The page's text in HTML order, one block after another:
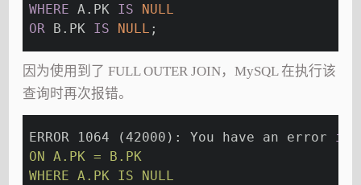
WHERE A.PK IS
NULL
OR B.PK IS NULL ;
因为使用到了 FULL OUTER JOIN，MySQL 在执行该
查询时再次报错。
ERROR 1064 (42000): You have an error in
ON A.PK = B.PK
WHERE A.PK IS NULL